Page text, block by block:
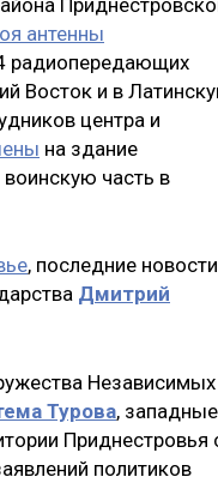
антенны
радиопередающих
Восток и в
центра и
на здание
часть в
, последние новости
Дмитрий
Независимых
Турова, западные
Приднестровья
политиков